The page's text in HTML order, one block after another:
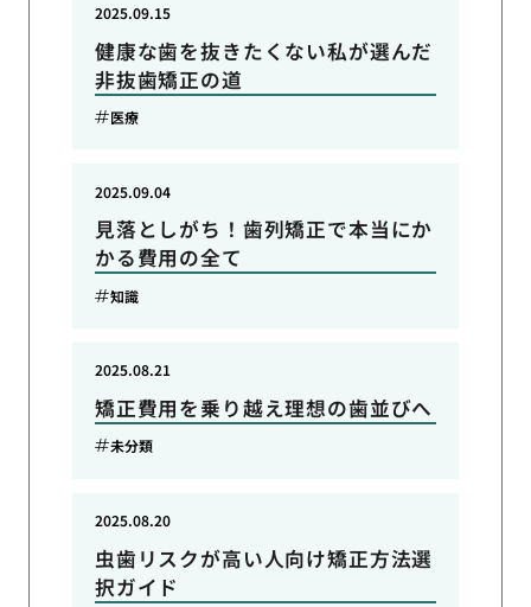
健康な歯を抜きたくない私が選んだ
非抜歯矯正の道
2025.09.15
医療
見落としがち！歯列矯正で本当にか
かる費用の全て
2025.09.04
知識
矯正費用を乗り越え理想の歯並びへ
2025.08.21
未分類
虫歯リスクが高い人向け矯正方法選
択ガイド
2025.08.20